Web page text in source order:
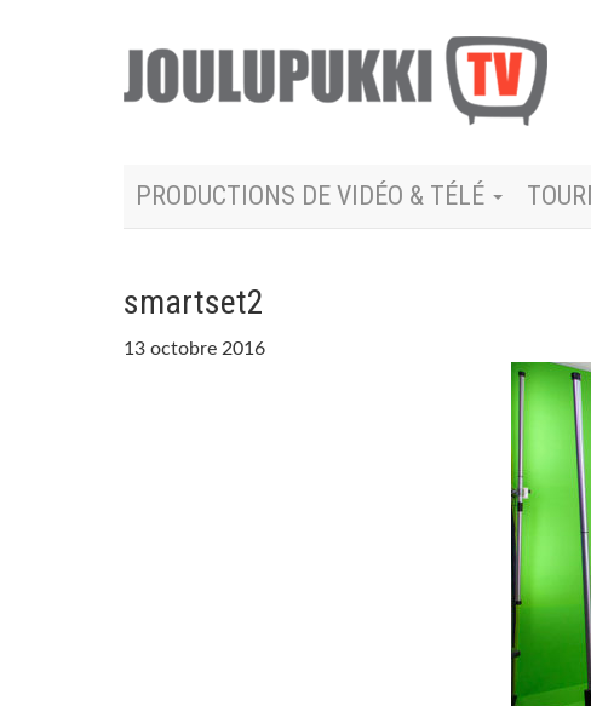
PRODUCTIONS DE VIDÉO & TÉLÉ
smartset2
13 octobre 2016